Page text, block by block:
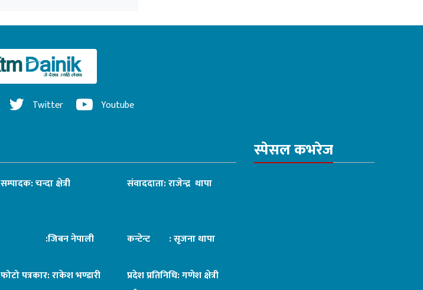
Twitter Youtube
सम्पादक: चन्दा क्षेत्री संवाददाता: राजेन्द्र थापा
:जिबन नेपाली कन्टेन्ट : सृजना थापा
फोटो पत्रकार: राकेश भण्डारी
प्रदेश प्रतिनिधि: गणेश क्षेत्री
स्पेसल कभरेज